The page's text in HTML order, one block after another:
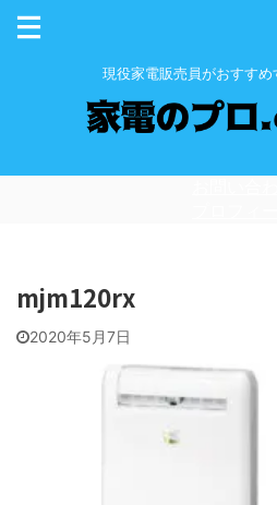
現役家電販売員がおすす
mjm120rx
2020年5月7日